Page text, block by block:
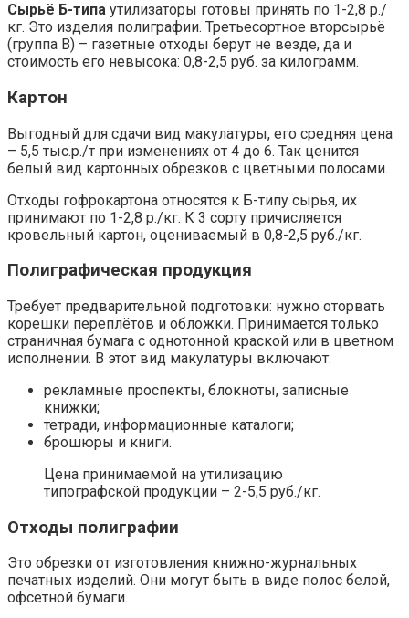
Сырьё Б-типа утилизаторы готовы принять по 1-2,8 р./
кг. Это изделия полиграфии. Третьесортное вторсырьё
(группа В) – газетные отходы берут не везде, да и
стоимость его невысока: 0,8-2,5 руб. за килограмм.
Картон
Выгодный для сдачи вид макулатуры, его средняя цена
– 5,5 тыс.р./т при изменениях от 4 до 6. Так ценится
белый вид картонных обрезков с цветными полосами.
Отходы гофрокартона относятся к Б-типу сырья, их
принимают по 1-2,8 р./кг. К 3 сорту причисляется
кровельный картон, оцениваемый в 0,8-2,5 руб./кг.
Полиграфическая продукция
Требует предварительной подготовки: нужно оторвать
корешки переплётов и обложки. Принимается только
страничная бумага с однотонной краской или в цветном
исполнении. В этот вид макулатуры включают:
рекламные проспекты, блокноты, записные
книжки;
тетради, информационные каталоги;
брошюры и книги.
Цена принимаемой на утилизацию
типографской продукции – 2-5,5 руб./кг.
Отходы полиграфии
Это обрезки от изготовления книжно-журнальных
печатных изделий. Они могут быть в виде полос белой,
офсетной бумаги.